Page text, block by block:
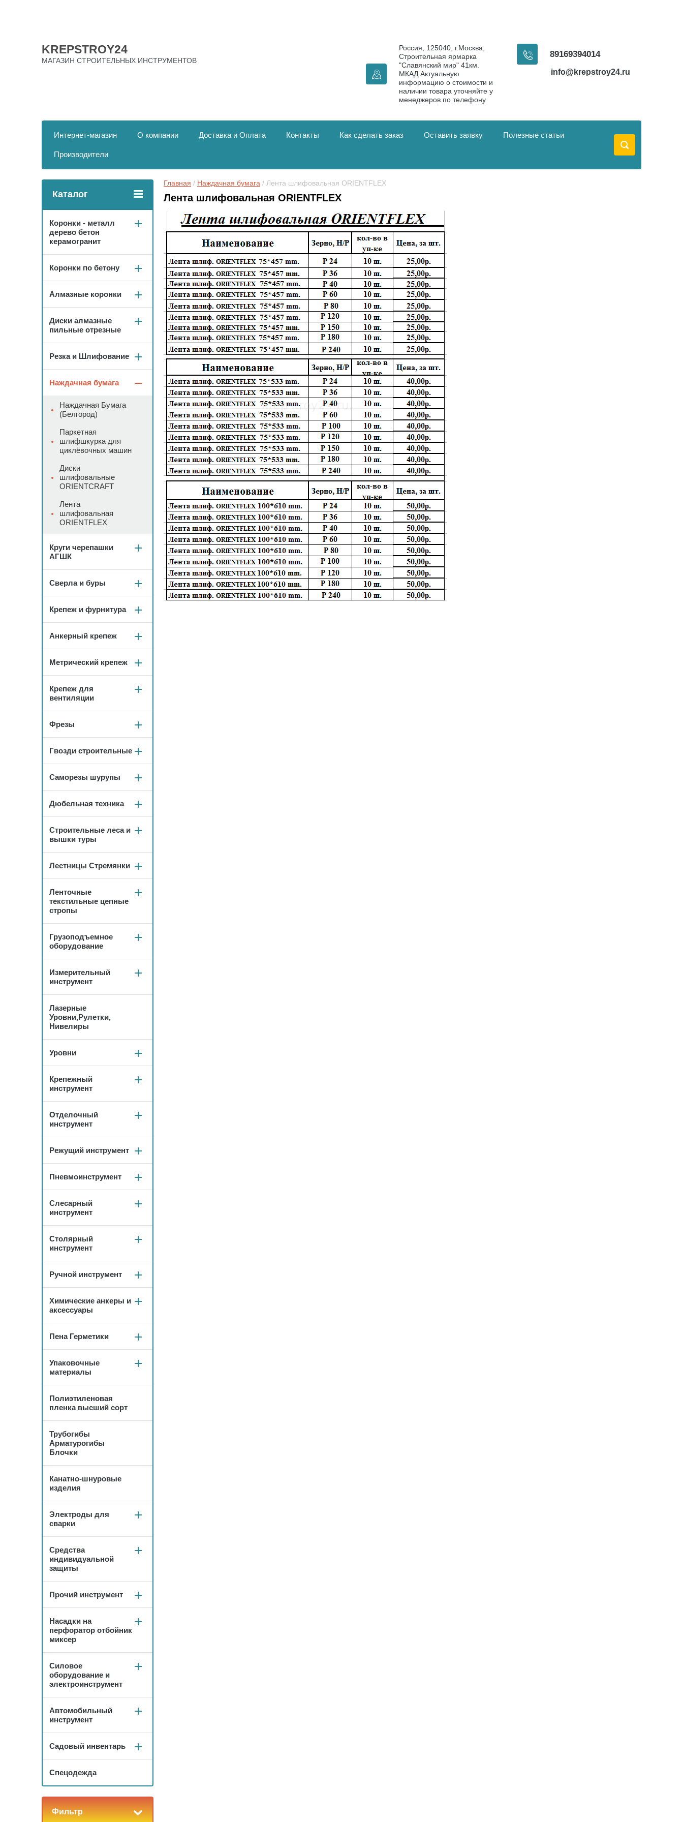
KREPSTROY24
МАГАЗИН СТРОИТЕЛЬНЫХ ИНСТРУМЕНТОВ
89169394014
Россия, 125040, г.Москва,
Строительная ярмарка
"Славянский мир" 41км.
МКАД Актуальную
информацию о стоимости и
наличии товара уточняйте у
менеджеров по телефону
info@krepstroy24.ru
Интернет-магазин О компании Доставка и Оплата Контакты Как сделать заказ Оставить заявку Полезные статьи
Производители
Главная / Наждачная бумага / Лента шлифовальная ORIENTFLEX
Лента шлифовальная ORIENTFLEX
Каталог
Коронки - металл
дерево бетон
керамогранит
Коронки по бетону
Алмазные коронки
Диски алмазные
пильные отрезные
Резка и Шлифование
Наждачная бумага
Наждачная Бумага
(Белгород)
Паркетная
шлифшкурка для
циклёвочных машин
Диски
шлифовальные
ORIENTCRAFT
Лента
шлифовальная
ORIENTFLEX
Круги черепашки
АГШК
Сверла и буры
Крепеж и фурнитура
Анкерный крепеж
Метрический крепеж
Крепеж для
вентиляции
Фрезы
Гвозди строительные
Саморезы шурупы
Дюбельная техника
Строительные леса и
вышки туры
Лестницы Стремянки
Ленточные
текстильные цепные
стропы
Грузоподъемное
оборудование
Измерительный
инструмент
Лазерные
Уровни,Рулетки,
Нивелиры
Уровни
Крепежный
инструмент
Отделочный
инструмент
Режущий инструмент
Пневмоинструмент
Слесарный
инструмент
Столярный
инструмент
Ручной инструмент
Химические анкеры и
аксессуары
Пена Герметики
Упаковочные
материалы
Полиэтиленовая
пленка высший сорт
Трубогибы
Арматурогибы
Блочки
Канатно-шнуровые
изделия
Электроды для
сварки
Средства
индивидуальной
защиты
Прочий инструмент
Насадки на
перфоратор отбойник
миксер
Силовое
оборудование и
электроинструмент
Автомобильный
инструмент
Садовый инвентарь
Спецодежда
Фильтр